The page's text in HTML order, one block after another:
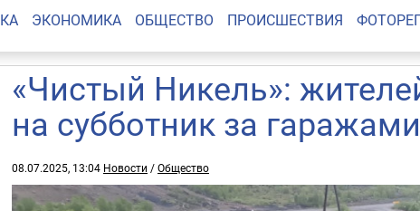
ЭКОНОМИКА ОБЩЕСТВО ПРОИСШЕСТВИЯ
«Чистый Никель»:
на субботник за гаражами
08.07.2025, 13:04 Новости /Общество